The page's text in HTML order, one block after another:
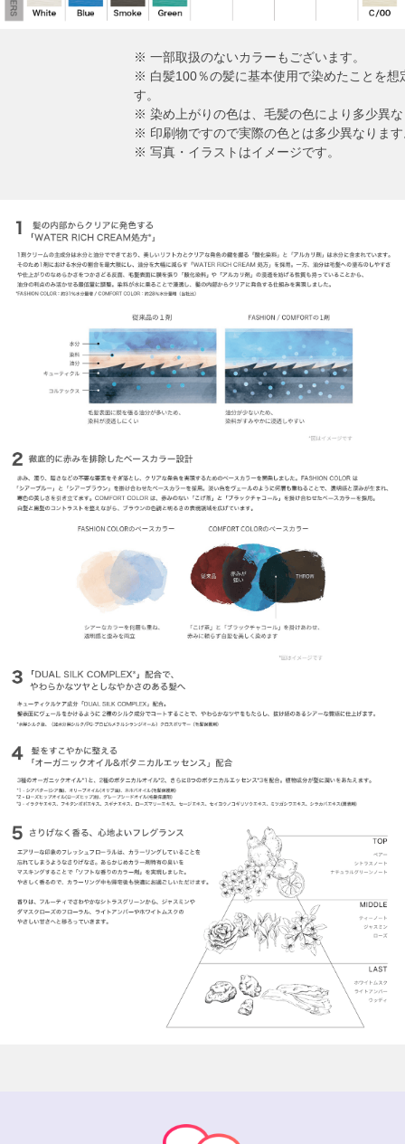
※ 一部取扱のないカラーもございます。
※ 白髪100％の髪に基本使用で染めたことを想
す。
※ 染め上がりの色は、毛髪の色により多少異
※ 印刷物ですので実際の色とは多少異なりま
※ 写真・イラストはイメージです。